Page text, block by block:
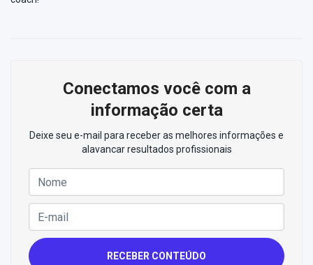
Conectamos você com a
informação certa
Deixe seu e-mail para receber as melhores informações e
alavancar resultados profissionais
RECEBER CONTEÚDO